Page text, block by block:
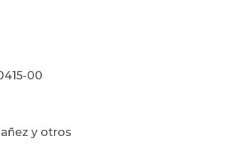
00
y otros